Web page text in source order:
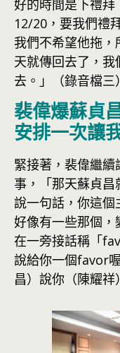
好的時間是下禮
12/20，要我們禮
我們不希望他拖
天就傳回去了，
去。」（錄音檔三）
裴偉爆蘇貞
安排一次讓
緊接著，裴偉繼
事，「那天蘇貞
說一句話，你這
好像有一些那個，
在一旁接話稱「
說給你一個favor
昌）說你（陳耀祥